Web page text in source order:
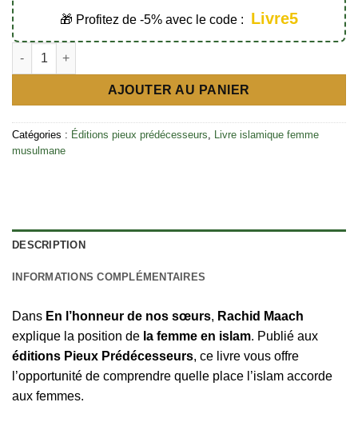
🎁 Profitez de -5% avec le code : Livre5
quantité de En l’honneur de nos soeurs : Dignité de la femme
AJOUTER AU PANIER
Catégories : Éditions pieux prédécesseurs
Livre islamique femme
musulmane
DESCRIPTION
INFORMATIONS COMPLÉMENTAIRES
Dans En l’honneur de nos sœurs, Rachid Maach
explique la position de la femme en islam. Publié aux
éditions Pieux Prédécesseurs, ce livre vous offre
l’opportunité de comprendre quelle place l’islam accorde
aux femmes.